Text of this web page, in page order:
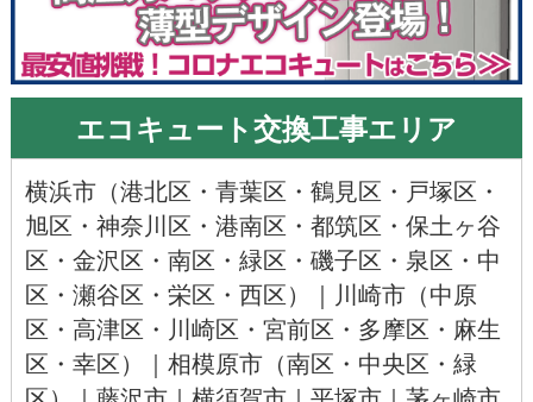
エコキュート交換工事エリア
横浜市（港北区 ・ 青葉区 ・ 鶴見区 ・ 戸塚区 ・
旭区 ・神奈川区・ 港南区 ・ 都筑区 ・ 保土ヶ谷
区 ・ 金沢区 ・ 南区 ・ 緑区 ・ 磯子区 ・ 泉区 ・ 中
区 ・ 瀬谷区 ・ 栄区 ・ 西区）｜ 川崎市（中原
区 ・ 高津区 ・川崎区・ 宮前区 ・多摩区・ 麻生
区 ・ 幸区）｜ 相模原市（南区 ・ 中央区 ・ 緑